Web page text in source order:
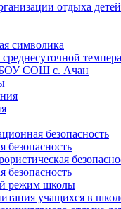
отдыха
символика
СОШ с. Ачан
безопасность
безопасность
безопасность
режим школы
учащихся в